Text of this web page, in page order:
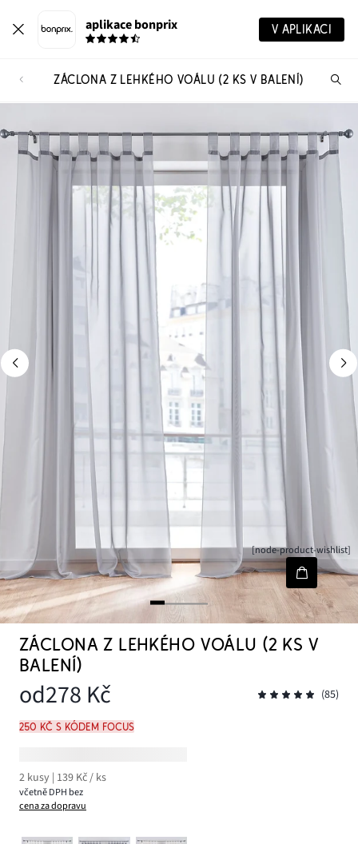
aplikace bonprix V APLIKACI
ZÁCLONA Z LEHKÉHO VOÁLU (2 KS V BALENÍ)
[node-product-wishlist]
ZÁCLONA Z LEHKÉHO VOÁLU (2 KS V
BALENÍ)
od278 Kč (85)
250 Kč s kódem FOCUS
2 kusy | 139 Kč / ks
včetně DPH bez
cena za dopravu